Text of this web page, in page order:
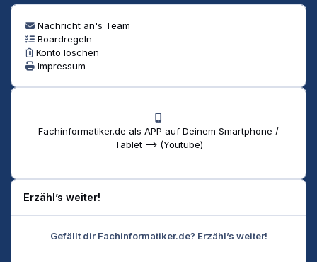
Nachricht an's Team
Boardregeln
Konto löschen
Impressum
Fachinformatiker.de als APP auf Deinem Smartphone /
Tablet --> (Youtube)
Erzähl’s weiter!
Gefällt dir Fachinformatiker.de? Erzähl’s weiter!